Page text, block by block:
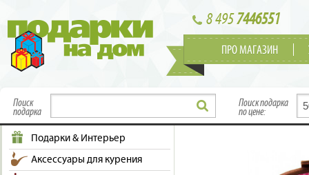
8 4957446551
ПРО МАГАЗИН
Поиск
подарка
Поиск подарка
по цене:
Подарки & Интерьер
Аксессуары для курения